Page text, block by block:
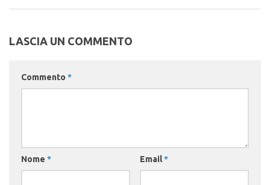
LASCIA UN COMMENTO
Commento *
Nome * Email*